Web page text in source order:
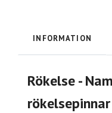
INFORMATION
Rökelse -
rökelsepinnar